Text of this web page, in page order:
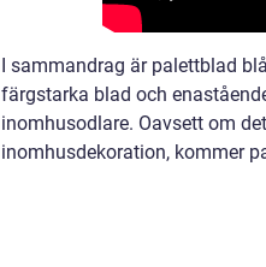
I sammandrag är palettblad
färgstarka blad och
inomhusodlare. Oavsett om
inomhusdekoration, kommer